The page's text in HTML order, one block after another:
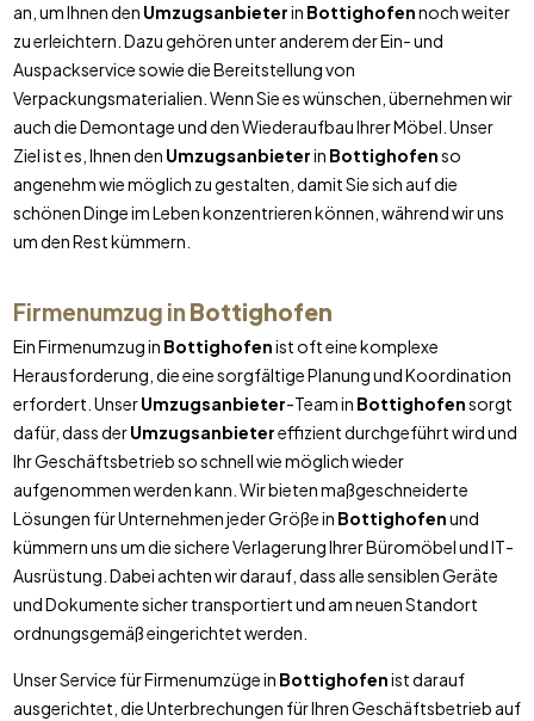
an, um Ihnen den Umzugsanbieterin Bottighofennoch weiter
zu erleichtern. Dazu gehören unter anderem der Ein- und
Auspackservice sowie die Bereitstellung von
Verpackungsmaterialien. Wenn Sie es wünschen, übernehmen wir
auch die Demontage und den Wiederaufbau Ihrer Möbel. Unser
Ziel ist es, Ihnen den Umzugsanbieterin Bottighofenso
angenehm wie möglich zu gestalten, damit Sie sich auf die
schönen Dinge im Leben konzentrieren können, während wir uns
um den Rest kümmern.
Firmenumzug in Bottighofen
Ein Firmenumzug in Bottighofenist oft eine komplexe
Herausforderung, die eine sorgfältige Planung und Koordination
erfordert. UnserUmzugsanbieter-Team in Bottighofensorgt
dafür, dass derUmzugsanbietereffizient durchgeführt wird und
Ihr Geschäftsbetrieb so schnell wie möglich wieder
aufgenommen werden kann. Wir bieten maßgeschneiderte
Lösungen für Unternehmen jeder Größe in Bottighofenund
kümmern uns um die sichere Verlagerung Ihrer Büromöbel und IT-
Ausrüstung. Dabei achten wir darauf, dass alle sensiblen Geräte
und Dokumente sicher transportiert und am neuen Standort
ordnungsgemäß eingerichtet werden.
Unser Service für Firmenumzüge in Bottighofenist darauf
ausgerichtet, die Unterbrechungen für Ihren Geschäftsbetrieb auf